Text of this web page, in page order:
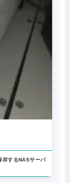
するNASサーバ